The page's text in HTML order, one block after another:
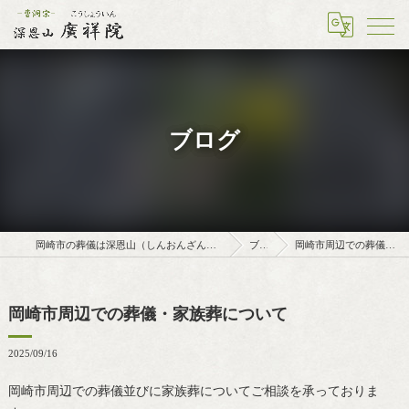
ブログ
ブログ 岡崎市周辺での葬儀・家族葬について
岡崎市周辺での葬儀・家族葬について
2025/09/16
岡崎市周辺での葬儀並びに家族葬についてご相談を承っておりま